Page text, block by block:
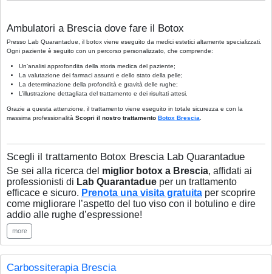
Ambulatori a Brescia dove fare il Botox
Presso Lab Quarantadue, il botox viene eseguito da medici estetici altamente specializzati.
Ogni paziente è seguito con un percorso personalizzato, che comprende:
Un’analisi approfondita della storia medica del paziente;
La valutazione dei farmaci assunti e dello stato della pelle;
La determinazione della profondità e gravità delle rughe;
L’illustrazione dettagliata del trattamento e dei risultati attesi.
Grazie a questa attenzione, il trattamento viene eseguito in totale sicurezza e con la
massima professionalità Scopri il nostro trattamento Botox Brescia
Scegli il trattamento Botox Brescia Lab Quarantadue
Se sei alla ricerca del miglior botox a Brescia, affidati ai
professionisti di Lab Quarantadue per un trattamento
efficace e sicuro. Prenota una visita gratuita per scoprire
come migliorare l’aspetto del tuo viso con il botulino e dire
addio alle rughe d’espressione!
more
Carbossiterapia Brescia